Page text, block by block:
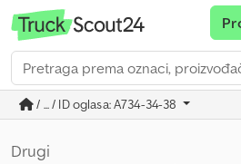
/ ... / ID oglasa: A734-34-38
Drugi